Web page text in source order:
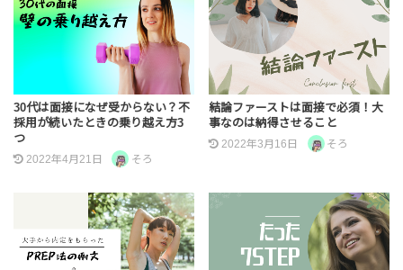
30代は面接になぜ受からない？不
採用が続いたときの乗り越え方3
つ
2022年4月21日 そろ
結論ファーストは面接で必須！大
事なのは納得させること
2022年3月16日 そろ